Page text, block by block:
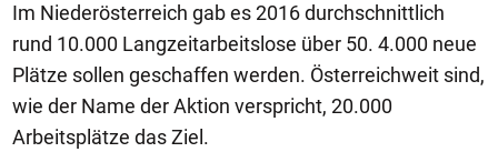
Im Niederösterreich gab es 2016 durchschnittlich
rund 10.000 Langzeitarbeitslose über 50. 4.000 neue
Plätze sollen geschaffen werden. Österreichweit sind,
wie der Name der Aktion verspricht, 20.000
Arbeitsplätze das Ziel.